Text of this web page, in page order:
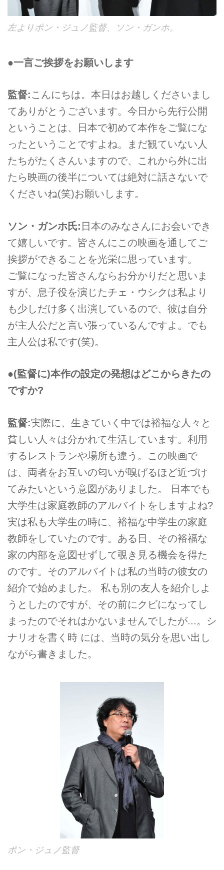
左よりポン・ジュノ監督、ソン・ガンホ。
●一言ご挨拶をお願いします
監督:こんにちは。本日はお越しくださいまし
てありがとうございます。今日から先行公開
ということは、日本で初めて本作をご覧にな
ったということですよね。まだ観ていない人
たちがたくさんいますので、これから外に出
たら映画の後半については絶対に話さないで
くださいね(笑)お願いします。
ソン・ガンホ氏: 日本のみなさんにお会いでき
て嬉しいです。皆さんにこの映画を通してご
挨拶ができることを光栄に思っています。
ご覧になった皆さんならお分かりだと思いま
すが、息子役を演じたチェ・ウシクは私より
も少しだけ多く出演しているので、彼は自分
が主人公だと言い張っているんですよ。でも
主人公は私です(笑)。
●(監督に)本作の設定の発想はどこからきたの
ですか?
監督:実際に、生きていく中では裕福な人々と
貧しい人々は分かれて生活しています。利用
するレストランや場所も違う。この映画で
は、両者をお互いの匂いが嗅げるほど近づけ
てみたいという意図がありました。 日本でも
大学生は家庭教師のアルバイトをしますよね?
実は私も大学生の時に、裕福な中学生の家庭
教師をしていたのです。ある日、その裕福な
家の内部を意図せずして覗き見る機会を得た
のです。そのアルバイトは私の当時の彼女の
紹介で始めました。 私も別の友人を紹介しよ
うとしたのですが、その前にクビになってし
まったのでそれはかないませんでしたが...。シ
ナリオを書く時 には、当時の気分を思い出し
ながら書きました。
ポン・ジュノ監督